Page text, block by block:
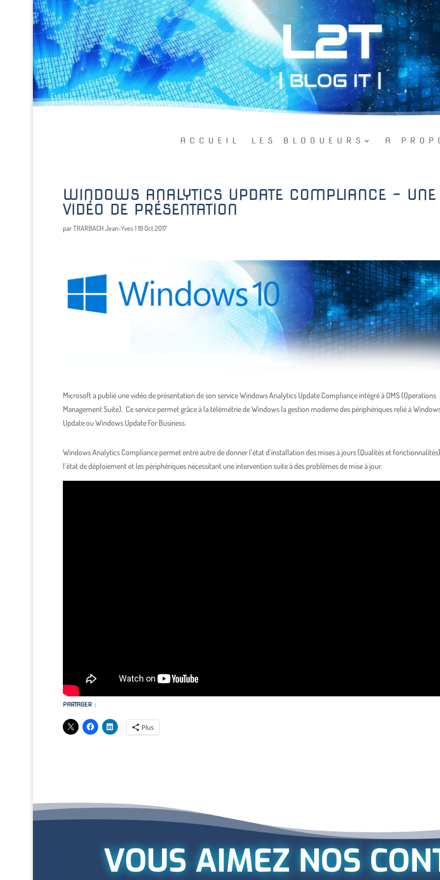
L2T
| BLOG IT |
ACCUEIL LES BLOGUEURS A
WINDOWS ANALYTICS UPDATE COMPLIANCE – UNE
VIDÉO DE PRÉSENTATION
parTRARBACH Jean-Yves | 19 Oct 2017
Microsoft a publié une vidéo de présentation de son service Windows Analytics Update Compliance intégré à OMS (Operations
Management Suite). Ce service permet grâce à la télémétrie de Windows la gestion moderne des périphériques relié à
Update ou Windows Update For Business.
Windows Analytics Compliance permet entre autre de donner l’état d’installation des mises à jours (Qualités et
l’état de déploiement et les périphériques nécessitant une intervention suite à des problèmes de mise à jour.
PARTAGER :
Plus
VOUS AIMEZ NOS